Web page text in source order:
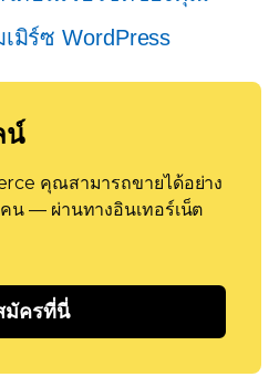
มิร์ซ WordPress
น์
คุณสามารถขายได้อย่าง
น — ผ่านทางอินเทอร์เน็ต
มัครที่นี่